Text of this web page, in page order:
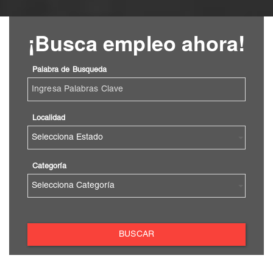
¡Busca empleo ahora!
Palabra de Busqueda
Localidad
Categoría